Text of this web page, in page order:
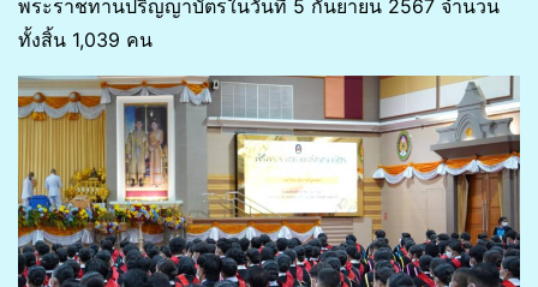
พระราชทานปริญญาบัตรในวันที่ 5 กันยายน 2567 จำนวน
ทั้งสิ้น 1,039 คน